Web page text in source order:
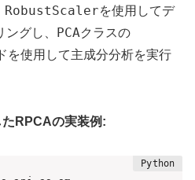
RobustScalerを使用してデ
グし、
PCAクラスの
を使用して主成分分析を実行
RPCAの実装例: